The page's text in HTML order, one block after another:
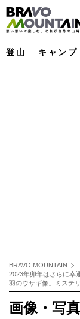
登山 キャンプ
BRAVO MOUNTAIN
2023年卯年はさらに幸
羽のウサギ像」ミステ
画像・写